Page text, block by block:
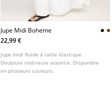
Jupe Midi Boheme
22,99 €
Jupe midi fluide à taille élastique.
Doublure intérieure assortie. Disponible
en plusieurs couleurs.